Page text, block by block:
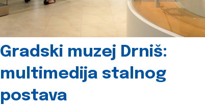
Gradski muzej Drniš:
multimedija stalnog
postava